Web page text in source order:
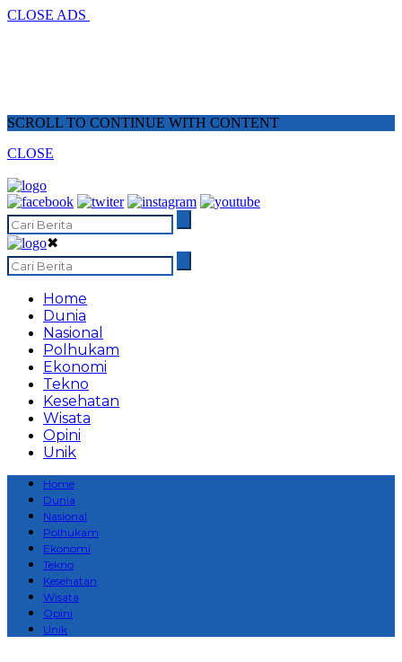
CLOSE ADS
SCROLL TO CONTINUE WITH CONTENT
CLOSE
✖
Home
Dunia
Nasional
Polhukam
Ekonomi
Tekno
Kesehatan
Wisata
Opini
Unik
Home
Dunia
Nasional
Polhukam
Ekonomi
Tekno
Kesehatan
Wisata
Opini
Unik